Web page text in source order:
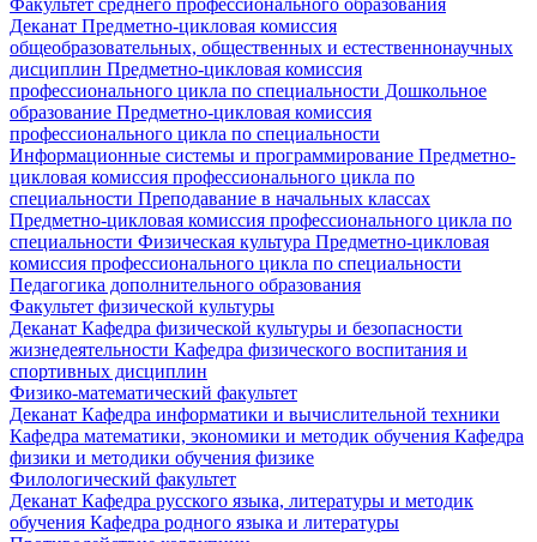
Деканат Предметно-цикловая комиссия
общеобразовательных, общественных и естественнонаучных
дисциплин Предметно-цикловая комиссия
профессионального цикла по специальности Дошкольное
образование Предметно-цикловая комиссия
профессионального цикла по специальности
Информационные системы и программирование Предметно-
цикловая комиссия профессионального цикла по
специальности Преподавание в начальных классах
Предметно-цикловая комиссия профессионального цикла по
специальности Физическая культура Предметно-цикловая
комиссия профессионального цикла по специальности
Педагогика дополнительного образования
Факультет физической культуры
Деканат Кафедра физической культуры и безопасности
жизнедеятельности Кафедра физического воспитания и
спортивных дисциплин
Физико-математический факультет
Деканат Кафедра информатики и вычислительной техники
Кафедра математики, экономики и методик обучения Кафедра
физики и методики обучения физике
Филологический факультет
Деканат Кафедра русского языка, литературы и методик
обучения Кафедра родного языка и литературы